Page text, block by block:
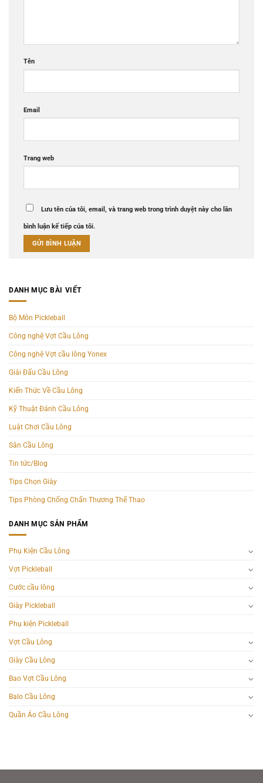
Tên
Email
Trang web
Lưu tên của tôi, email, và trang web trong trình duyệt này cho lần
bình luận kế tiếp của tôi.
DANH MỤC BÀI VIẾT
Bộ Môn Pickleball
Công nghệ Vợt Cầu Lông
Công nghệ Vợt cầu lông Yonex
Giải Đấu Cầu Lông
Kiến Thức Về Cầu Lông
Kỹ Thuật Đánh Cầu Lông
Luật Chơi Cầu Lông
Sân Cầu Lông
Tin tức/Blog
Tips Chọn Giày
Tips Phòng Chống Chấn Thương Thể Thao
DANH MỤC SẢN PHẨM
Phụ Kiện Cầu Lông
Vợt Pickleball
Cước cầu lông
Giày Pickleball
Phụ kiện Pickleball
Vợt Cầu Lông
Giày Cầu Lông
Bao Vợt Cầu Lông
Balo Cầu Lông
Quần Áo Cầu Lông